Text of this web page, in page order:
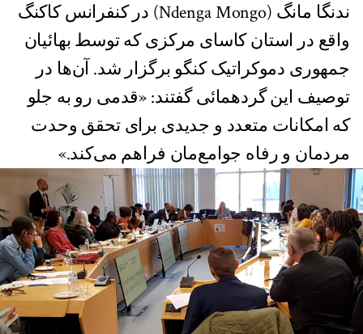
ندنگا مانگ (Ndenga Mongo) در کنفرانس کاکنگ
واقع در استان کاسای مرکزی که توسط بهائیان
جمهوری دموکراتیک کنگو برگزار شد. آن‌ها در
توصیف این گردهمائی گفتند: «قدمی رو به جلو
که امکانات متعدد و جدیدی برای تحقق وحدت
مردمان و رفاه جوامع‌مان فراهم می‌کند.»